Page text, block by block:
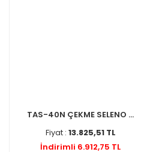
TAS-40N ÇEKME SELENO ...
Fiyat : 13.825,51 TL
İndirimli 6.912,75 TL